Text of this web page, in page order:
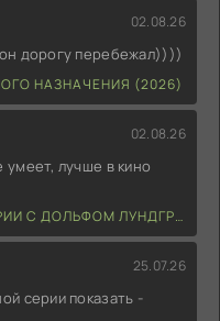
02.08.26
дорогу перебежал))))
НАЗНАЧЕНИЯ (2026)
02.08.26
лучше в кино
ЛУНДГРЕНОМ (2026)
25.07.26
серии показать -